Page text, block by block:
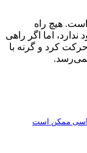
هیچ راه
اما اگر راهی
کرد و گرنه با
نمی‌رسد.
ممکن است